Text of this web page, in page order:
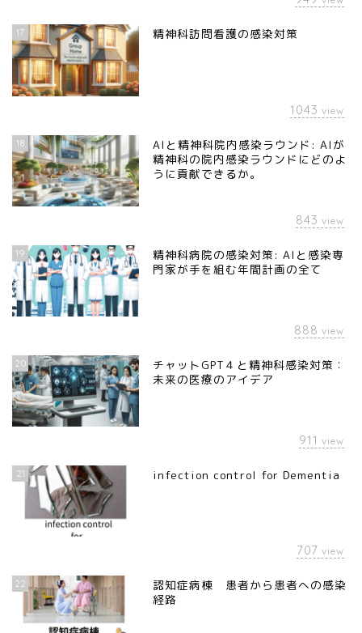
17 精神科訪問看護の感染対策
1043 view
18
AIと精神科院内感染ラウンド: AIが
精神科の院内感染ラウンドにどのよ
うに貢献できるか。
843 view
19
精神科病院の感染対策: AIと感染専
門家が手を組む年間計画の全て
888 view
20
チャットGPT４と精神科感染対策：
未来の医療のアイデア
911 view
21 infection control for Dementia
707 view
22
認知症病棟 患者から患者への感染
経路